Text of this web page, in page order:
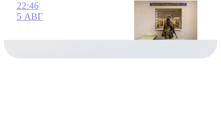
22:46
5 АВГ